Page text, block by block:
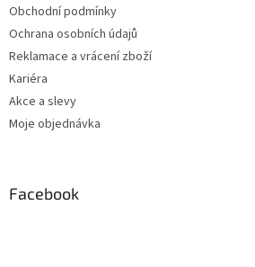
Obchodní podmínky
Ochrana osobních údajů
Reklamace a vrácení zboží
Kariéra
Akce a slevy
Moje objednávka
Facebook